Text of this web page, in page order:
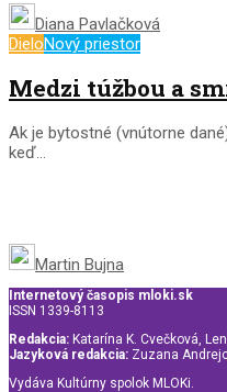
Diana Pavlačková
DieloNový priestor
Medzi túžbou a
Ak je bytostné (vnútorne
keď...
Martin Bujna
Internetový časopis mloki.sk
ISSN 1339-8113
Redakcia: Katarína K. Cvečková,
Jazyková redakcia: Zuzana
Vydáva Kultúrny spolok MLOKi.